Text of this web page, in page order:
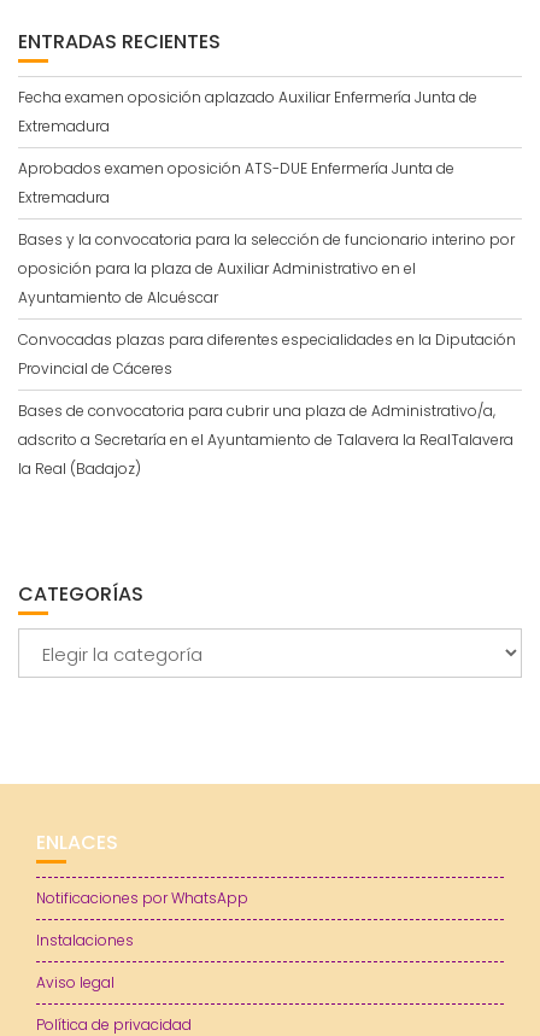
ENTRADAS RECIENTES
Fecha examen oposición aplazado Auxiliar Enfermería Junta de
Extremadura
Aprobados examen oposición ATS-DUE Enfermería Junta de
Extremadura
Bases y la convocatoria para la selección de funcionario interino por
oposición para la plaza de Auxiliar Administrativo en el
Ayuntamiento de Alcuéscar
Convocadas plazas para diferentes especialidades en la Diputación
Provincial de Cáceres
Bases de convocatoria para cubrir una plaza de Administrativo/a,
adscrito a Secretaría en el Ayuntamiento de Talavera la RealTalavera
la Real (Badajoz)
CATEGORÍAS
ENLACES
Notificaciones por WhatsApp
Instalaciones
Aviso legal
Política de privacidad